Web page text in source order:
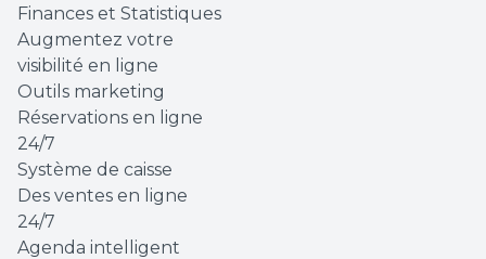
Finances et Statistiques
Augmentez votre
visibilité en ligne
Outils marketing
Réservations en ligne
24/7
Système de caisse
Des ventes en ligne
24/7
Agenda intelligent